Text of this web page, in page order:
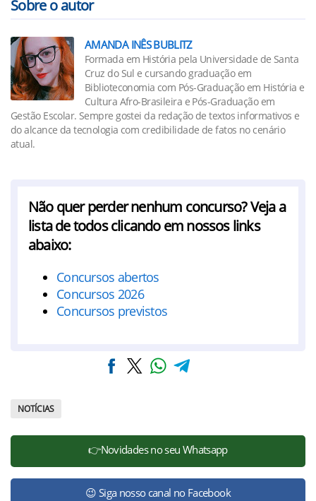
Sobre o autor
AMANDA INÊS BUBLITZ
Formada em História pela Universidade de Santa
Cruz do Sul e cursando graduação em
Biblioteconomia com Pós-Graduação em História e
Cultura Afro-Brasileira e Pós-Graduação em
Gestão Escolar. Sempre gostei da redação de textos informativos e
do alcance da tecnologia com credibilidade de fatos no cenário
atual.
Não quer perder nenhum concurso? Veja a
lista de todos clicando em nossos links
abaixo:
Concursos abertos
Concursos 2026
Concursos previstos
NOTÍCIAS
👉Novidades no seu Whatsapp
😉 Siga nosso canal no Facebook